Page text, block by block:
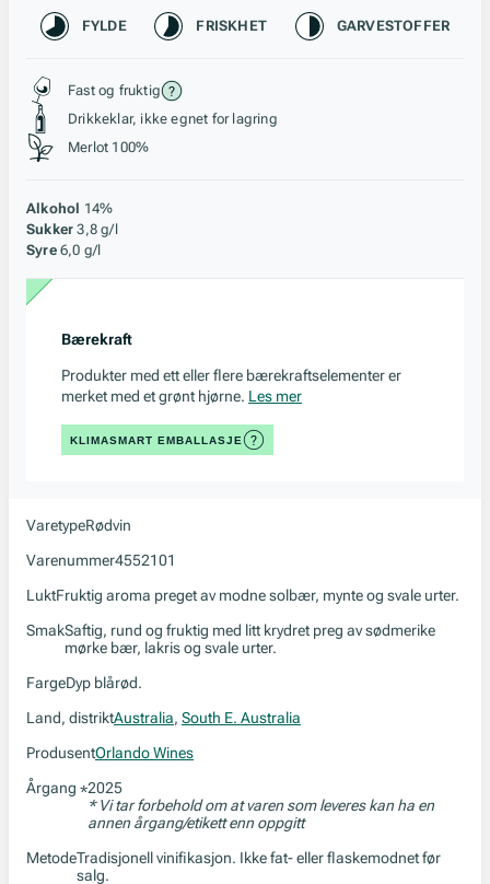
Karakteristikk
FYLDE FRISKHET GARVESTOFFER
Stil, lagring og råstoff
Fast og fruktig
Drikkeklar, ikke egnet for lagring
Merlot 100%
Alkohol 14%
Sukker 3,8 g/l
Syre 6,0 g/l
Bærekraft
Produkter med ett eller flere bærekraftselementer er
merket med et grønt hjørne. Les mer
KLIMASMART EMBALLASJE
VaretypeRødvin
Varenummer4552101
LuktFruktig aroma preget av modne solbær, mynte og svale urter.
SmakSaftig, rund og fruktig med litt krydret preg av sødmerike
mørke bær, lakris og svale urter.
FargeDyp blårød.
Land, distriktAustralia, South E. Australia
ProdusentOrlando Wines
Årgang *2025
* Vi tar forbehold om at varen som leveres kan ha en
annen årgang/etikett enn oppgitt
MetodeTradisjonell vinifikasjon. Ikke fat- eller flaskemodnet før
salg.